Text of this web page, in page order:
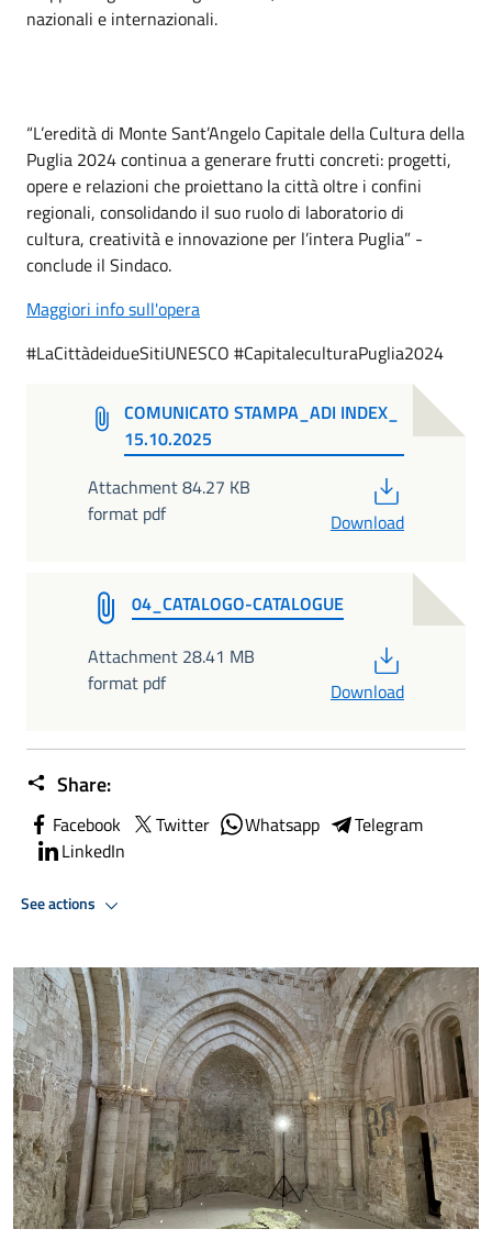
nazionali e internazionali.
“L’eredità di Monte Sant’Angelo Capitale della Cultura della
Puglia 2024 continua a generare frutti concreti: progetti,
opere e relazioni che proiettano la città oltre i confini
regionali, consolidando il suo ruolo di laboratorio di
cultura, creatività e innovazione per l’intera Puglia” -
conclude il Sindaco.
Maggiori info sull'opera
#LaCittàdeidueSitiUNESCO #CapitaleculturaPuglia2024
COMUNICATO STAMPA_ADI INDEX_
15.10.2025
Attachment 84.27 KB
format pdf
Download
04_CATALOGO-CATALOGUE
Attachment 28.41 MB
format pdf
Download
Share:
Facebook Twitter Whatsapp
Telegram
LinkedIn
See actions